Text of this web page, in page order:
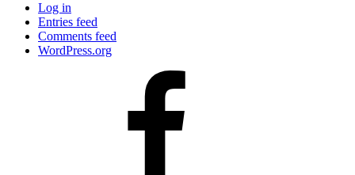
Log in
Entries feed
Comments feed
WordPress.org